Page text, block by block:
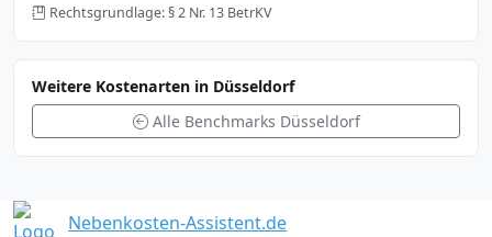
Rechtsgrundlage: § 2 Nr. 13 BetrKV
Weitere Kostenarten in Düsseldorf
Alle Benchmarks Düsseldorf
Nebenkosten-Assistent.de